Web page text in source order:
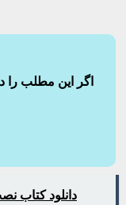
اگر این مطلب را
دانلود کتاب